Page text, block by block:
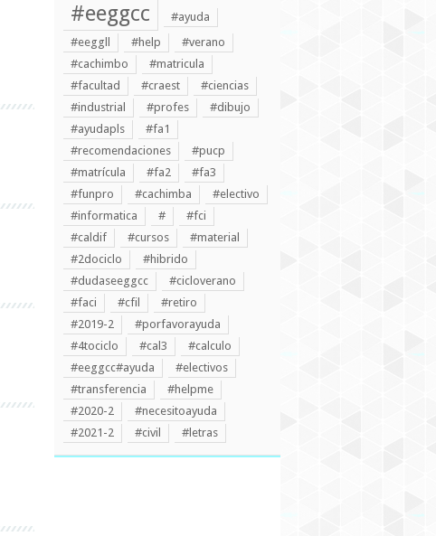
#eeggcc
#ayuda
#eeggll
#help
#verano
#cachimbo
#matricula
#facultad
#craest
#ciencias
#industrial
#profes
#dibujo
#ayudapls
#fa1
#recomendaciones
#pucp
#matrícula
#fa2
#fa3
#funpro
#cachimba
#electivo
#informatica
#
#fci
#caldif
#cursos
#material
#2dociclo
#hibrido
#dudaseeggcc
#cicloverano
#faci
#cfil
#retiro
#2019-2
#porfavorayuda
#4tociclo
#cal3
#calculo
#eeggcc#ayuda
#electivos
#transferencia
#helpme
#2020-2
#necesitoayuda
#2021-2
#civil #letras